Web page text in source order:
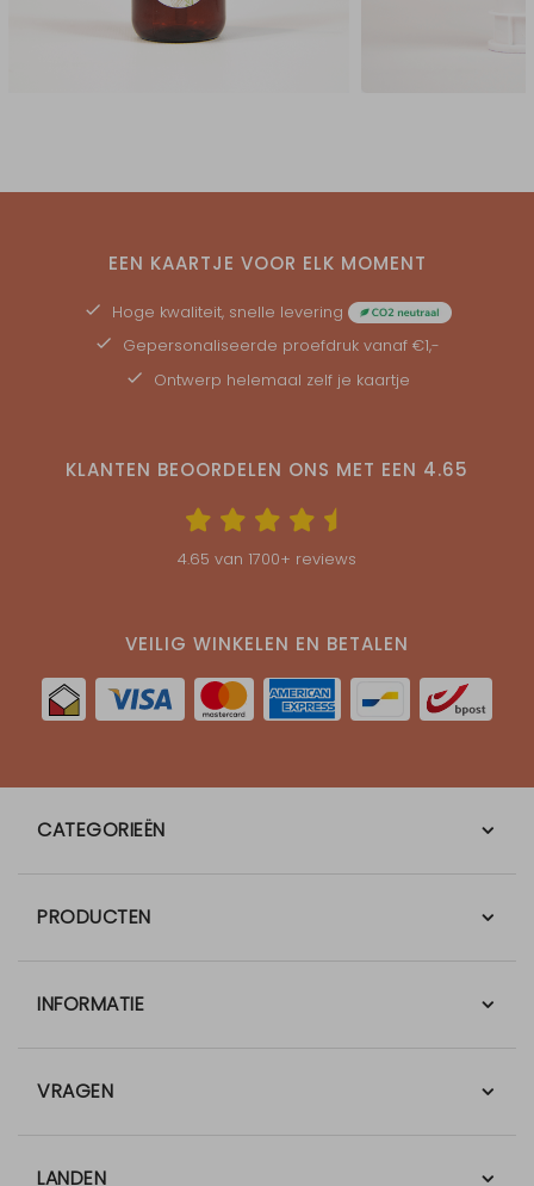
EEN KAARTJE VOOR ELK MOMENT
Hoge kwaliteit, snelle levering
Gepersonaliseerde proefdruk vanaf €1,-
Ontwerp helemaal zelf je kaartje
KLANTEN BEOORDELEN ONS MET EEN 4.65
4.65 van 1700+ reviews
VEILIG WINKELEN EN BETALEN
CATEGORIEËN
PRODUCTEN
INFORMATIE
VRAGEN
LANDEN